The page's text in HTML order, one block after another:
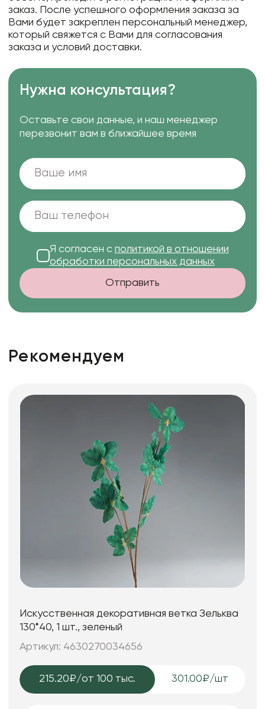
заказ. После успешного оформления заказа за
Вами будет закреплен персональный менеджер,
который свяжется с Вами для согласования
заказа и условий доставки.
Нужна консультация?
Оставьте свои данные, и наш менеджер
перезвонит вам в ближайшее время
Я согласен с политикой в отношении
обработки персональных данных
Отправить
Рекомендуем
Искусственная декоративная ветка Зельква
130*40, 1 шт., зеленый
Артикул: 4630270034656
215.20₽/от 100 тыс. 301.00₽/шт